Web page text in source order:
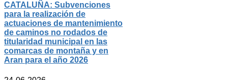
CATALUÑA: Subvenciones
para la realización de
actuaciones de mantenimiento
de caminos no rodados de
titularidad municipal en las
comarcas de montaña y en
Aran para el año 2026